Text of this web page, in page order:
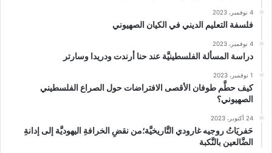
4 نوفمبر، 2023
فلسفة التعليم الديني في الكيان الصهيوني
4 نوفمبر، 2023
دراسة المسألة الفلسطينيَّة عند حنا أرندت ودريدا وسارتر
1 نوفمبر، 2023
كيف حطَّم طوفان الأقصى الافتراضات حول الصراع الفلسطيني
الصهيوني؟
24 أكتوبر، 2023
حَفريَاتُ روجيه غارودي التَّاريخيَّة؛من نقضِ الخرافةِ اليهوديَّة إلى إدانةِ
الضَّالعين بالنَّكبة